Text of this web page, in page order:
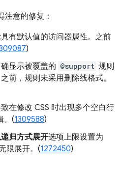
注意的修复：
有默认值的访问器属性。之前
)
显示被覆盖的 @support 规则
前，规则未采用删除线格式。
在修改 CSS 时出现多个空白行
。(1309588)
归方式展开选项上限设置为
限展开。(1272450)